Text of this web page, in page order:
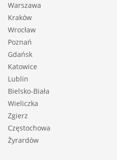
Warszawa
Kraków
Wrocław
Poznań
Gdańsk
Katowice
Lublin
Bielsko-Biała
Wieliczka
Zgierz
Częstochowa
Żyrardów